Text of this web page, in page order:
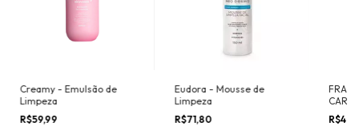
Creamy - Emulsão de
Limpeza
R$59,99
Eudora - Mousse de
Limpeza
R$71,80
FRAN